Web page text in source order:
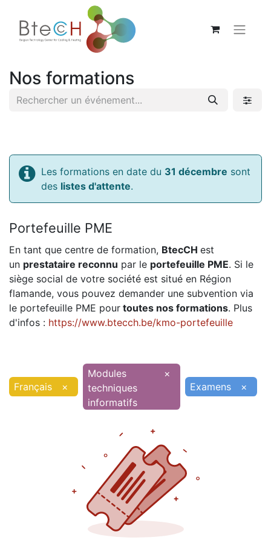
Nos formations
Les formations en date du 31 décembre sont
des listes d'attente.
Portefeuille PME
En tant que centre de formation, BtecCH est
un prestataire reconnu par le portefeuille PME. Si le
siège social de votre société est situé en Région
flamande, vous pouvez demander une subvention via
le portefeuille PME pour toutes nos formations. Plus
d'infos : https://www.btecch.be/kmo-portefeuille
Français ×
Modules
techniques
informatifs
×
Examens
×